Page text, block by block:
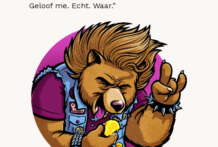
Geloof me. Echt. Waar.”